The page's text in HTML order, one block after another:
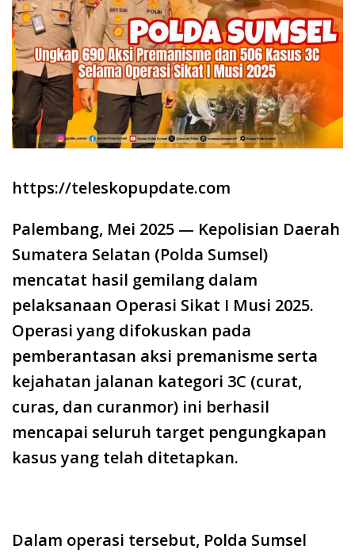
https://teleskopupdate.com
Palembang, Mei 2025 — Kepolisian Daerah
Sumatera Selatan (Polda Sumsel)
mencatat hasil gemilang dalam
pelaksanaan Operasi Sikat I Musi 2025.
Operasi yang difokuskan pada
pemberantasan aksi premanisme serta
kejahatan jalanan kategori 3C (curat,
curas, dan curanmor) ini berhasil
mencapai seluruh target pengungkapan
kasus yang telah ditetapkan.
Dalam operasi tersebut, Polda Sumsel